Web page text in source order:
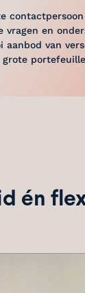
vragen en
aanbod van
grote
én